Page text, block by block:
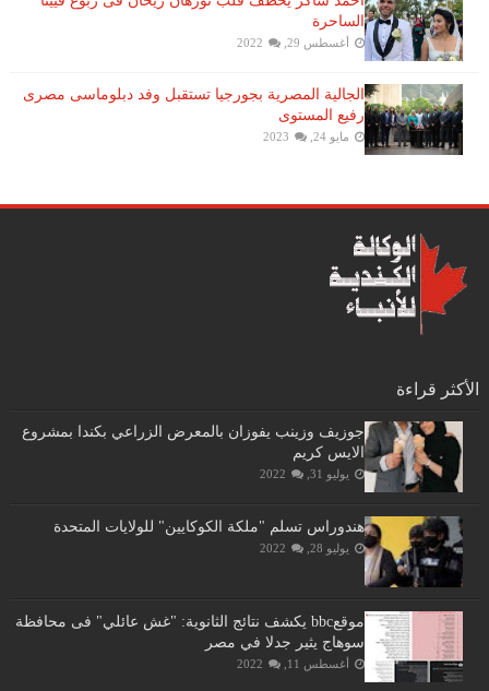
الساحرة
أغسطس 29, 2022
الجالية المصرية بجورجيا تستقبل وفد دبلوماسى مصرى
رفيع المستوى
مايو 24, 2023
الأكثر قراءة
جوزيف وزينب يفوزان بالمعرض الزراعي بكندا بمشروع
الايس كريم
يوليو 31, 2022
هندوراس تسلم "ملكة الكوكايين" للولايات المتحدة
يوليو 28, 2022
موقعbbc يكشف نتائج الثانوية: "غش عائلي" فى محافظة
سوهاج يثير جدلا في مصر
أغسطس 11, 2022